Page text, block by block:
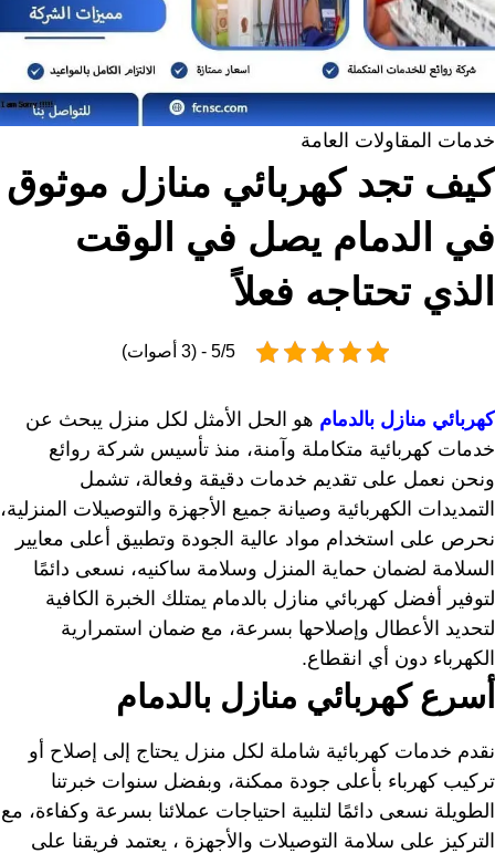
خدمات المقاولات العامة
كيف تجد كهربائي منازل موثوق
في الدمام يصل في الوقت
الذي تحتاجه فعلاً
5/5 - (3 أصوات)
كهربائي منازل بالدمام هو الحل الأمثل لكل منزل يبحث عن
خدمات كهربائية متكاملة وآمنة، منذ تأسيس شركة روائع
ونحن نعمل على تقديم خدمات دقيقة وفعالة، تشمل
التمديدات الكهربائية وصيانة جميع الأجهزة والتوصيلات المنزلية،
نحرص على استخدام مواد عالية الجودة وتطبيق أعلى معايير
السلامة لضمان حماية المنزل وسلامة ساكنيه، نسعى دائمًا
لتوفير أفضل كهربائي منازل بالدمام يمتلك الخبرة الكافية
لتحديد الأعطال وإصلاحها بسرعة، مع ضمان استمرارية
الكهرباء دون أي انقطاع.
أسرع كهربائي منازل بالدمام
نقدم خدمات كهربائية شاملة لكل منزل يحتاج إلى إصلاح أو
تركيب كهرباء بأعلى جودة ممكنة، وبفضل سنوات خبرتنا
الطويلة نسعى دائمًا لتلبية احتياجات عملائنا بسرعة وكفاءة، مع
التركيز على سلامة التوصيلات والأجهزة ، يعتمد فريقنا على